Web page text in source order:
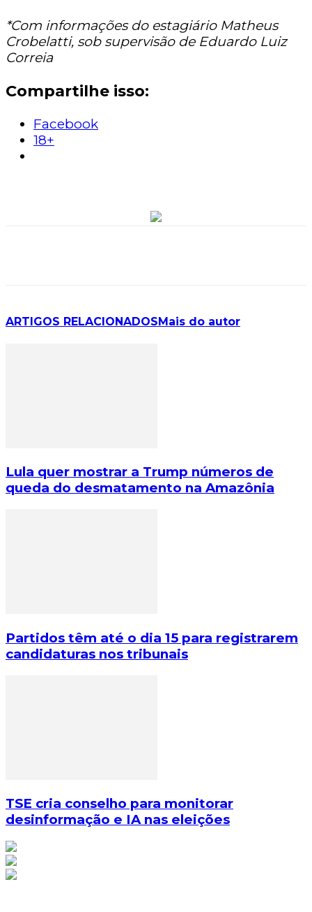
*Com informações do estagiário Matheus
Crobelatti, sob supervisão de Eduardo Luiz
Correia
Compartilhe isso:
Facebook
18+
ARTIGOS RELACIONADOS Mais do autor
Lula quer mostrar a Trump números de
queda do desmatamento na Amazônia
Partidos têm até o dia 15 para registrarem
candidaturas nos tribunais
TSE cria conselho para monitorar
desinformação e IA nas eleições